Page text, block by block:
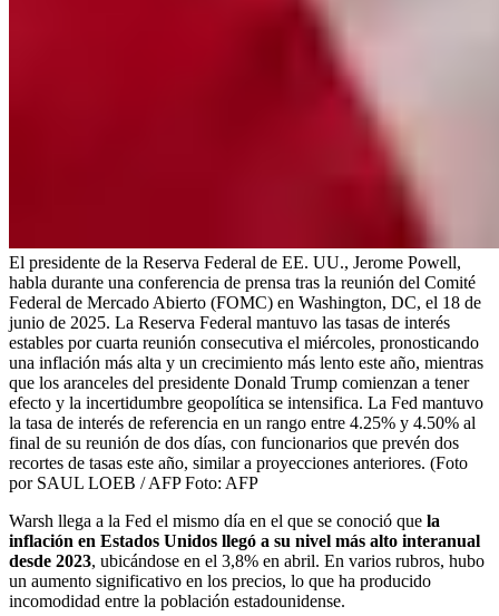
El presidente de la Reserva Federal de EE. UU., Jerome Powell,
habla durante una conferencia de prensa tras la reunión del Comité
Federal de Mercado Abierto (FOMC) en Washington, DC, el 18 de
junio de 2025. La Reserva Federal mantuvo las tasas de interés
estables por cuarta reunión consecutiva el miércoles, pronosticando
una inflación más alta y un crecimiento más lento este año, mientras
que los aranceles del presidente Donald Trump comienzan a tener
efecto y la incertidumbre geopolítica se intensifica. La Fed mantuvo
la tasa de interés de referencia en un rango entre 4.25% y 4.50% al
final de su reunión de dos días, con funcionarios que prevén dos
recortes de tasas este año, similar a proyecciones anteriores. (Foto
por SAUL LOEB / AFPFoto: AFP
Warsh llega a la Fed el mismo día en el que se conoció que la
inflación en Estados Unidos llegó a su nivel más alto interanual
desde 2023, ubicándose en el 3,8% en abril. En varios rubros, hubo
un aumento significativo en los precios, lo que ha producido
incomodidad entre la población estadounidense.